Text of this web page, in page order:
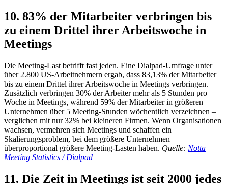
10. 83% der Mitarbeiter verbringen bis
zu einem Drittel ihrer Arbeitswoche in
Meetings
Die Meeting-Last betrifft fast jeden. Eine Dialpad-Umfrage unter
über 2.800 US-Arbeitnehmern ergab, dass 83,13% der Mitarbeiter
bis zu einem Drittel ihrer Arbeitswoche in Meetings verbringen.
Zusätzlich verbringen 30% der Arbeiter mehr als 5 Stunden pro
Woche in Meetings, während 59% der Mitarbeiter in größeren
Unternehmen über 5 Meeting-Stunden wöchentlich verzeichnen –
verglichen mit nur 32% bei kleineren Firmen. Wenn Organisationen
wachsen, vermehren sich Meetings und schaffen ein
Skalierungsproblem, bei dem größere Unternehmen
überproportional größere Meeting-Lasten haben. Quelle: Notta
Meeting Statistics / Dialpad
11. Die Zeit in Meetings ist seit 2000 jedes